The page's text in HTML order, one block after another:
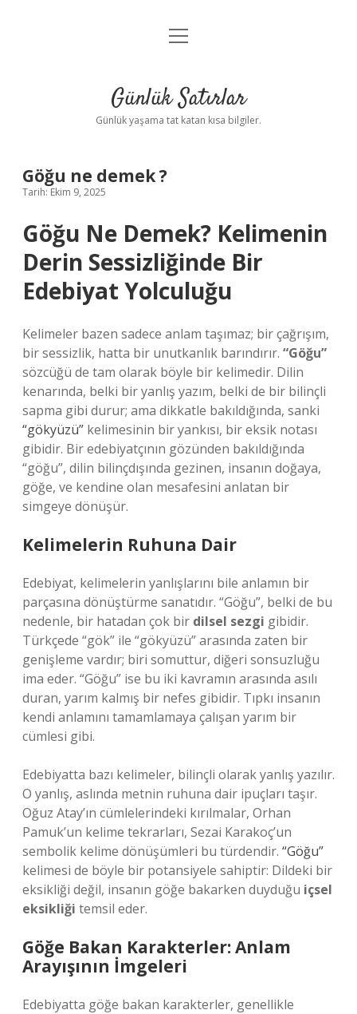
Anasayfa
Yasal Uyarı
menüyü
Günlük Satırlar
Günlük yaşama tat katan kısa bilgiler.
Göğu ne demek ?
Tarih: Ekim 9, 2025
Göğu Ne Demek? Kelimenin
Derin Sessizliğinde Bir
Edebiyat Yolculuğu
Kelimeler bazen sadece anlam taşımaz; bir çağrışım,
bir sessizlik, hatta bir unutkanlık barındırır. “Göğu”
sözcüğü de tam olarak böyle bir kelimedir. Dilin
kenarında, belki bir yanlış yazım, belki de bir bilinçli
sapma gibi durur; ama dikkatle bakıldığında, sanki
“gökyüzü” kelimesinin bir yankısı, bir eksik notası
gibidir. Bir edebiyatçının gözünden bakıldığında
“göğu”, dilin bilinçdışında gezinen, insanın doğaya,
göğe, ve kendine olan mesafesini anlatan bir
simgeye dönüşür.
Kelimelerin Ruhuna Dair
Edebiyat, kelimelerin yanlışlarını bile anlamın bir
parçasına dönüştürme sanatıdır. “Göğu”, belki de bu
nedenle, bir hatadan çok bir dilsel sezgi gibidir.
Türkçede “gök” ile “gökyüzü” arasında zaten bir
genişleme vardır; biri somuttur, diğeri sonsuzluğu
ima eder. “Göğu” ise bu iki kavramın arasında asılı
duran, yarım kalmış bir nefes gibidir. Tıpkı insanın
kendi anlamını tamamlamaya çalışan yarım bir
cümlesi gibi.
Edebiyatta bazı kelimeler, bilinçli olarak yanlış yazılır.
O yanlış, aslında metnin ruhuna dair ipuçları taşır.
Oğuz Atay’ın cümlelerindeki kırılmalar, Orhan
Pamuk’un kelime tekrarları, Sezai Karakoç’un
sembolik kelime dönüşümleri bu türdendir. “Göğu”
kelimesi de böyle bir potansiyele sahiptir: Dildeki bir
eksikliği değil, insanın göğe bakarken duyduğu içsel
eksikliği temsil eder.
Göğe Bakan Karakterler: Anlam
Arayışının İmgeleri
Edebiyatta göğe bakan karakterler, genellikle